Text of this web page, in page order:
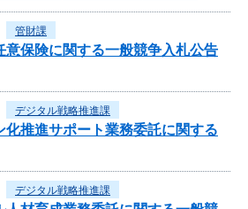
管財課
意保険に関する一般競争入札公告
デジタル戦略推進課
化推進サポート業務委託に関する
デジタル戦略推進課